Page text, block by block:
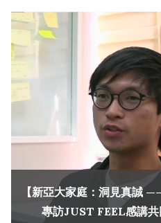
【新亞大家庭：洞見真誠
專訪JUST FEEL感講共